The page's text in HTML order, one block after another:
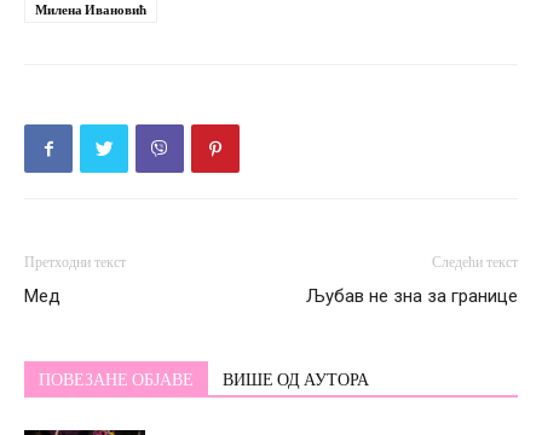
Милена Ивановић
Претходни текст
Мед
Следећи текст
Љубав не зна за границе
ПОВЕЗАНЕ ОБЈАВЕ ВИШЕ ОД АУТОРА